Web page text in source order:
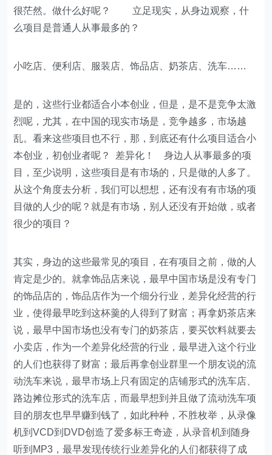
很茫然。做什么好呢？ 立足现实，从身边观察，什
么项目是普通人从事最多的？
小吃店、便利店、服装店、饰品店、奶茶店、洗车……
是的，这些行业都适合小本创业，但是，是不是竞争太激
烈呢，尤其，在中国的现实市场是，竞争越多，市场越
乱。看来这些项目也不行，那，到底还有什么项目适合小
本创业，初创业者呢？ 差异化！ 身边人从事最多的项
目，至少说明，这些项目是有市场的，只是做的人多了。
从这个角度去分析，我们可以想想，还有没有有市场的项
目做的人少的呢？就是有市场，别人还没有开始做，或者
很少的项目？
其实，身边的这些最常见的项目，在有项目之前，做的人
肯定是少的。就拿饰品店来说，最早中国市场是没有专门
的饰品店的，饰品店作为一个细分行业，差异化经营的行
业，使得最早吃到这杯羹的人得到了财富；再拿奶茶店来
说，最早中国市场也没有专门的奶茶店，要买饮料就要去
小卖店，作为一个差异化经营的行业，最早进入这个行业
的人们也获得了财富；最后再拿创业群里一个朋友说的流
动洗车来说，最早市场上只有固定的店铺形式的洗车店、
路边摊位形式的洗车店，而最早想到并且做了流动洗车项
目的朋友也早早赚到钱了，如此种种，不胜枚举，从录像
机到VCD到DVD创造了爱多标王奇迹，从录音机到随身
听到MP3，最早发现传统行业差异化的人们都获得了成